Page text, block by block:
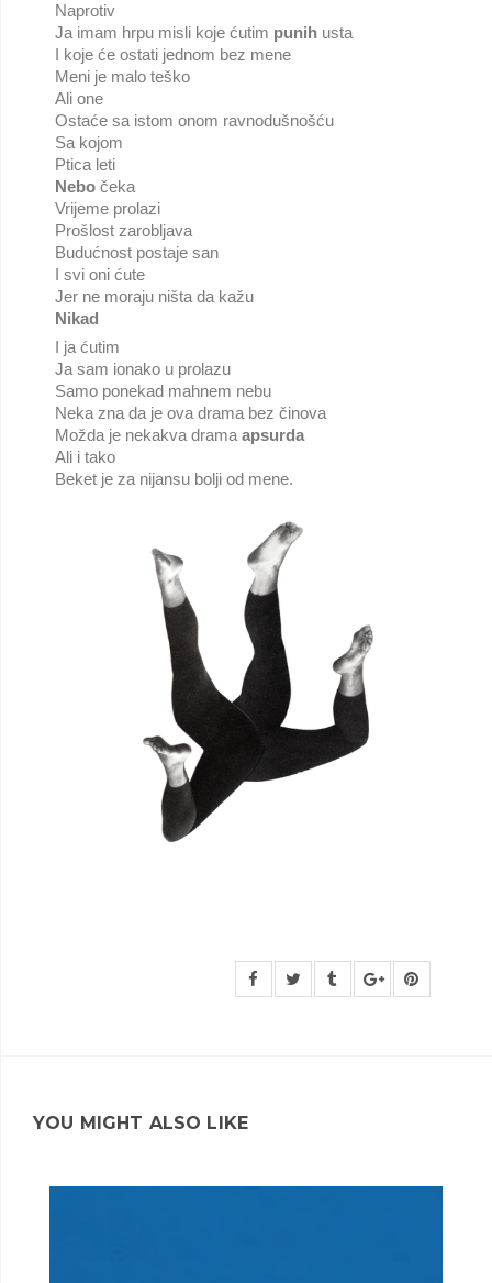
Naprotiv
Ja imam hrpu misli koje ćutim punih usta
I koje će ostati jednom bez mene
Meni je malo teško
Ali one
Ostaće sa istom onom ravnodušnošću
Sa kojom
Ptica leti
Nebo čeka
Vrijeme prolazi
Prošlost zarobljava
Budućnost postaje san
I svi oni ćute
Jer ne moraju ništa da kažu
Nikad
I ja ćutim
Ja sam ionako u prolazu
Samo ponekad mahnem nebu
Neka zna da je ova drama bez činova
Možda je nekakva drama apsurda
Ali i tako
Beket je za nijansu bolji od mene.
YOU MIGHT ALSO LIKE